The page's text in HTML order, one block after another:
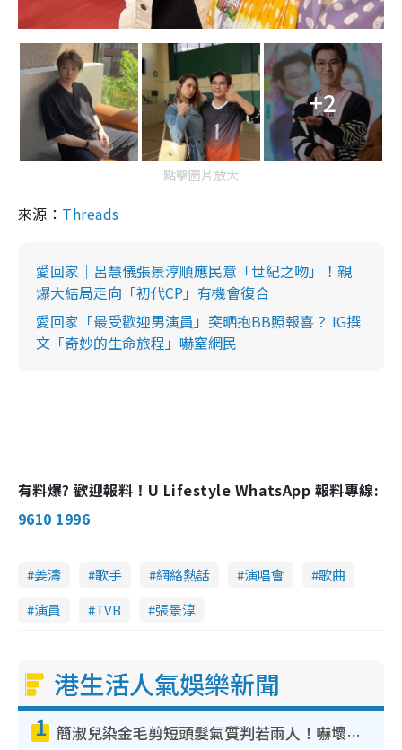
+2
點擊圖片放大
來源： Threads
愛回家｜呂慧儀張景淳順應民意「世紀之吻」！親
爆大結局走向「初代CP」有機會復合
愛回家「最受歡迎男演員」突晒抱BB照報喜？ IG撰
文「奇妙的生命旅程」嚇窒網民
有料爆? 歡迎報料！U Lifestyle WhatsApp 報料專線:
9610 1996
姜濤 歌手 網絡熱話 演唱會
歌曲
演員
TVB 張景淳
港生活人氣娛樂新聞
1 簡淑兒染金毛剪短頭髮氣質判若兩人！嚇壞老公麥大力都認唔出：「你做咩事？」